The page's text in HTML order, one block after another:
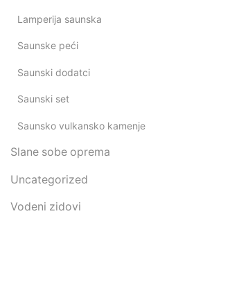
Lamperija saunska
Saunske peći
Saunski dodatci
Saunski set
Saunsko vulkansko kamenje
Slane sobe oprema
Uncategorized
Vodeni zidovi